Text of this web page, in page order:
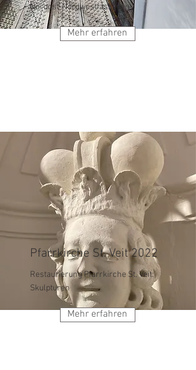
Nordost-Nordwestfassaden
Mehr erfahren
Pfarrkirche St. Veit 2022
Restaurierung Pfarrkirche St. Veit:
Skulpturen
Mehr erfahren